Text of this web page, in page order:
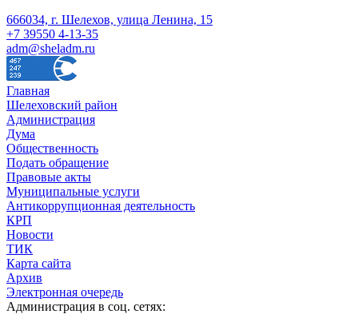
666034, г. Шелехов, улица Ленина, 15
+7 39550 4-13-35
adm@sheladm.ru
Главная
Шелеховский район
Администрация
Дума
Общественность
Подать обращение
Правовые акты
Муниципальные услуги
Антикоррупционная деятельность
КРП
Новости
ТИК
Карта сайта
Архив
Электронная очередь
Администрация в соц. сетях: